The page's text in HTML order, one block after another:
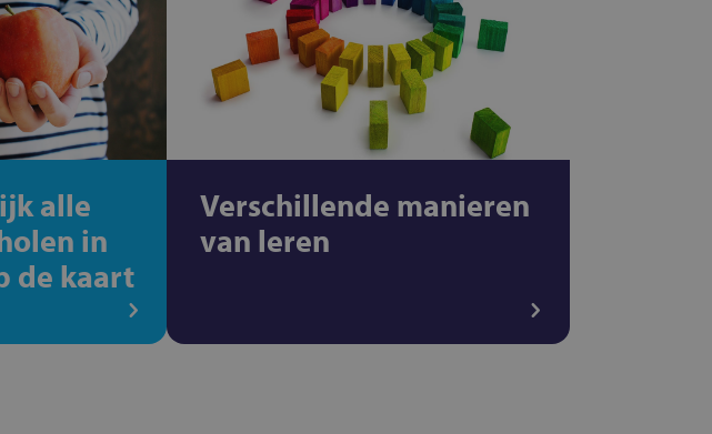
alle
in
de kaart
Verschillende manieren
van leren